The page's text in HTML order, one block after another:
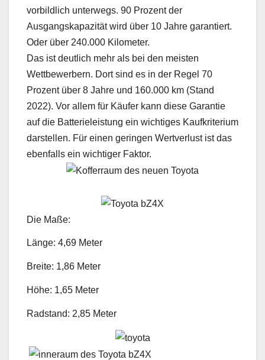
vorbildlich unterwegs. 90 Prozent der
Ausgangskapazität wird über 10 Jahre garantiert.
Oder über 240.000 Kilometer.
Das ist deutlich mehr als bei den meisten
Wettbewerbern. Dort sind es in der Regel 70
Prozent über 8 Jahre und 160.000 km (Stand
2022). Vor allem für Käufer kann diese Garantie
auf die Batterieleistung ein wichtiges Kaufkriterium
darstellen. Für einen geringen Wertverlust ist das
ebenfalls ein wichtiger Faktor.
Die Maße:
Länge: 4,69 Meter
Breite: 1,86 Meter
Höhe: 1,65 Meter
Radstand: 2,85 Meter